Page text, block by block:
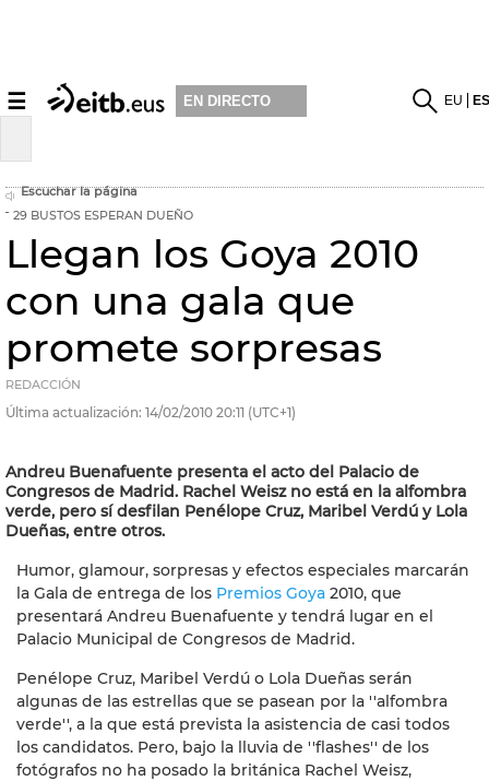
☰ EN DIRECTO EU
Escuchar la página
29 BUSTOS ESPERAN DUEÑO
Llegan los Goya 2010
con una gala que
promete sorpresas
REDACCIÓN
Última actualización: 14/02/2010 20:11 (UTC+1)
Andreu Buenafuente presenta el acto del Palacio de
Congresos de Madrid. Rachel Weisz no está en la alfombra
verde, pero sí desfilan Penélope Cruz, Maribel Verdú y Lola
Dueñas, entre otros.
Humor, glamour, sorpresas y efectos especiales marcarán
la Gala de entrega de los Premios Goya 2010, que
presentará Andreu Buenafuente y tendrá lugar en el
Palacio Municipal de Congresos de Madrid.
Penélope Cruz, Maribel Verdú o Lola Dueñas serán
algunas de las estrellas que se pasean por la ''alfombra
verde'', a la que está prevista la asistencia de casi todos
los candidatos. Pero, bajo la lluvia de ''flashes'' de los
fotógrafos no ha posado la británica Rachel Weisz,